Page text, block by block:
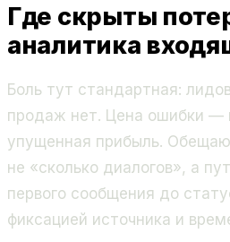
Где скрыты
аналитика
Боль тут стандартная:
продаж нет. Цена ошибки —
упущенная прибыль.
не «сколько диалогов», а
первого сообщения до
фиксацией источника и